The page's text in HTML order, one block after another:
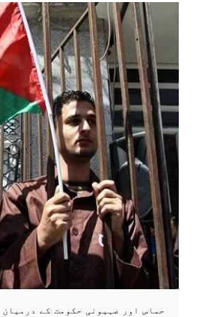
حماس اور صہیونی حکومت کے